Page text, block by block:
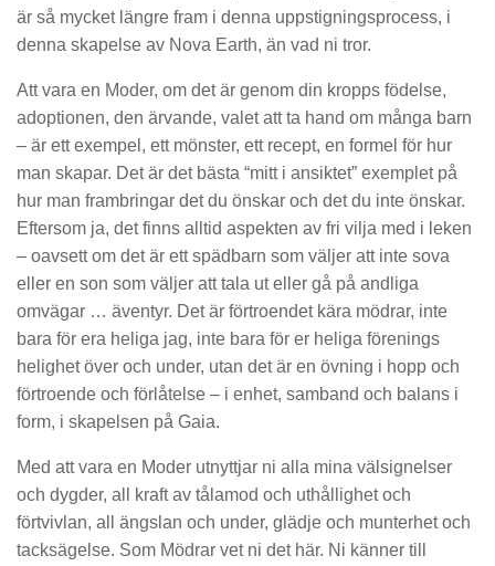
är så mycket längre fram i denna uppstigningsprocess, i
denna skapelse av Nova Earth, än vad ni tror.
Att vara en Moder, om det är genom din kropps födelse,
adoptionen, den ärvande, valet att ta hand om många barn
– är ett exempel, ett mönster, ett recept, en formel för hur
man skapar. Det är det bästa “mitt i ansiktet” exemplet på
hur man frambringar det du önskar och det du inte önskar.
Eftersom ja, det finns alltid aspekten av fri vilja med i leken
– oavsett om det är ett spädbarn som väljer att inte sova
eller en son som väljer att tala ut eller gå på andliga
omvägar … äventyr. Det är förtroendet kära mödrar, inte
bara för era heliga jag, inte bara för er heliga förenings
helighet över och under, utan det är en övning i hopp och
förtroende och förlåtelse – i enhet, samband och balans i
form, i skapelsen på Gaia.
Med att vara en Moder utnyttjar ni alla mina välsignelser
och dygder, all kraft av tålamod och uthållighet och
förtvivlan, all ängslan och under, glädje och munterhet och
tacksägelse. Som Mödrar vet ni det här. Ni känner till